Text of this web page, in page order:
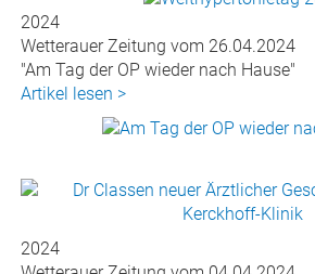
2024
Wetterauer Zeitung vom 26.04.2024
"Am Tag der OP wieder nach Hause"
Artikel lesen >
2024